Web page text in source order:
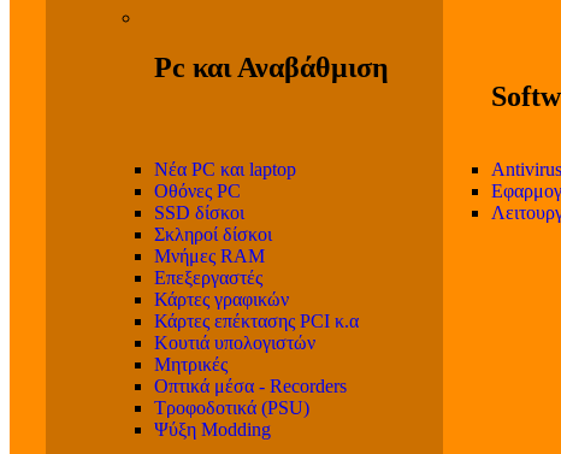
Pc και Αναβάθμιση
Νέα PC και laptop
Οθόνες PC
SSD δίσκοι
Σκληροί δίσκοι
Μνήμες RAM
Επεξεργαστές
Κάρτες γραφικών
Κάρτες επέκτασης PCI κ.α
Κουτιά υπολογιστών
Μητρικές
Οπτικά μέσα - Recorders
Τροφοδοτικά (PSU)
Ψύξη Modding
Antivirus